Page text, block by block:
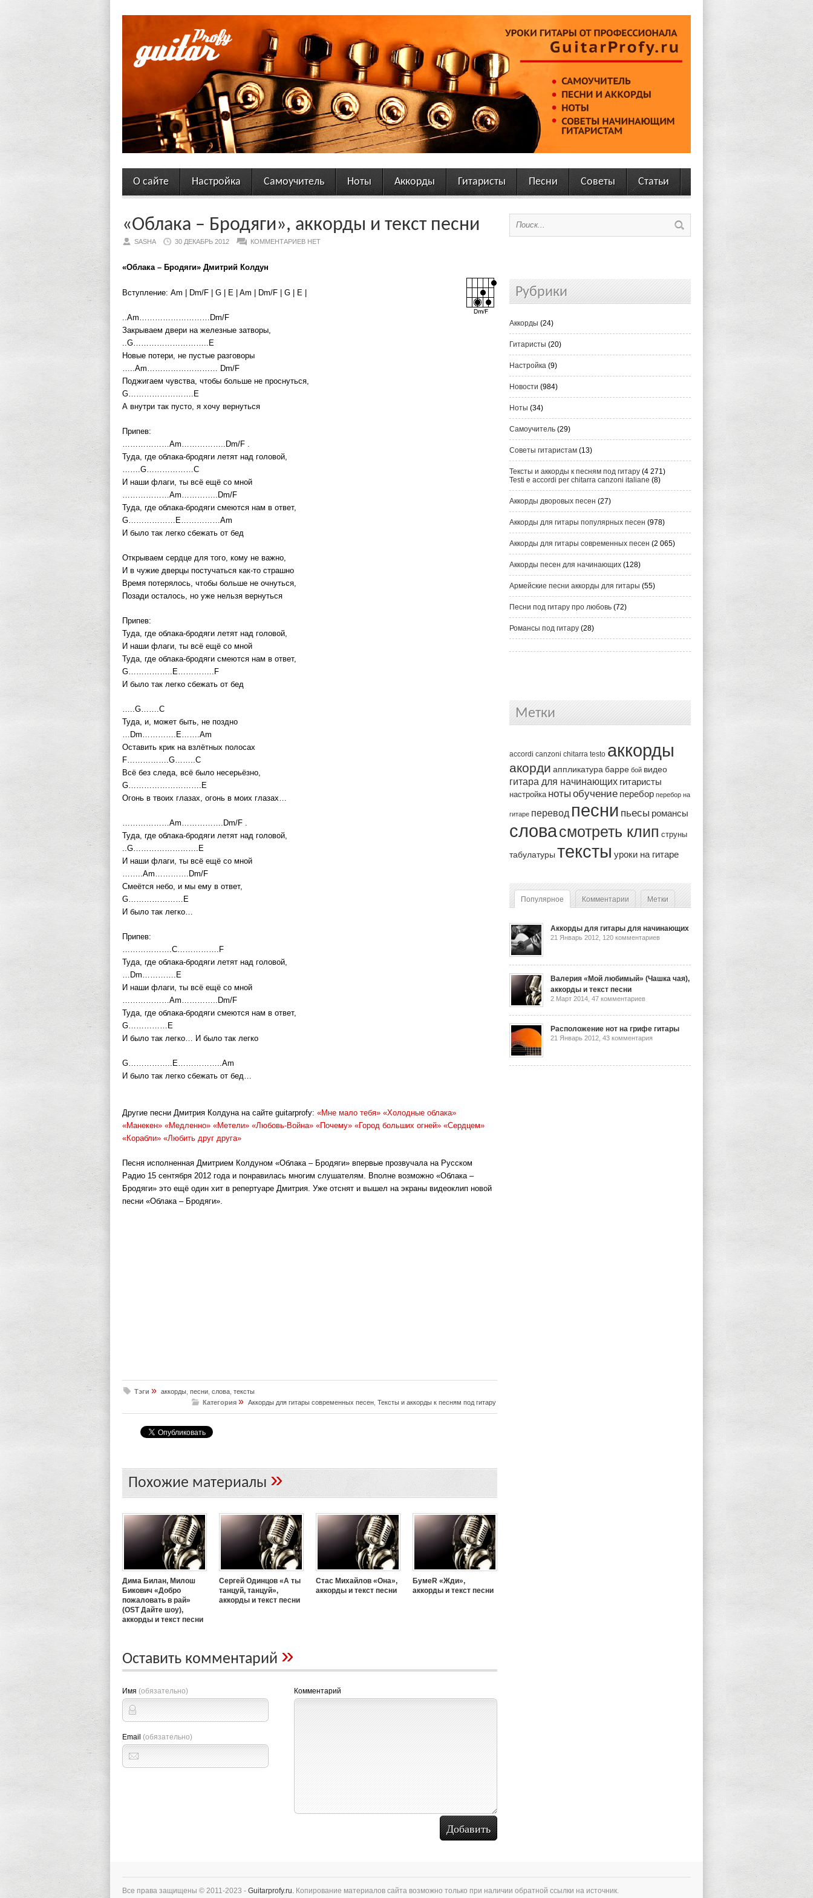
О сайте Настройка Самоучитель Ноты Аккорды Гитаристы Песни Советы Статьи
«Облака – Бродяги», аккорды и текст песни
SASHA 30 ДЕКАБРЬ 2012 КОММЕНТАРИЕВ НЕТ
«Облака – Бродяги» Дмитрий Колдун
Вступление: Am | Dm/F | G | E | Am | Dm/F | G | E |
..Am………………………Dm/F
Закрываем двери на железные затворы,
..G………………………..E
Новые потери, не пустые разговоры
…..Am……………………… Dm/F
Поджигаем чувства, чтобы больше не проснуться,
G…………………….E
А внутри так пусто, я хочу вернуться
Припев:
………………Am……………..Dm/F .
Туда, где облака-бродяги летят над головой,
…….G………………C
И наши флаги, ты всё ещё со мной
………………Am…………..Dm/F
Туда, где облака-бродяги смеются нам в ответ,
G………………E……………Am
И было так легко сбежать от бед
Открываем сердце для того, кому не важно,
И в чужие дверцы постучаться как-то страшно
Время потерялось, чтобы больше не очнуться,
Позади осталось, но уже нельзя вернуться
Припев:
Туда, где облака-бродяги летят над головой,
И наши флаги, ты всё ещё со мной
Туда, где облака-бродяги смеются нам в ответ,
G……………..E…………..F
И было так легко сбежать от бед
…..G…….C
Туда, и, может быть, не поздно
…Dm………….E…….Am
Оставить крик на взлётных полосах
F…………….G……..C
Всё без следа, всё было несерьёзно,
G……………………….E
Огонь в твоих глазах, огонь в моих глазах…
………………Am…………….Dm/F .
Туда, где облака-бродяги летят над головой,
..G…………………….E
И наши флаги, ты всё ещё со мной
……..Am………….Dm/F
Смеётся небо, и мы ему в ответ,
G…………………E
И было так легко…
Припев:
……………….C…………….F
Туда, где облака-бродяги летят над головой,
…Dm………….E
И наши флаги, ты всё ещё со мной
………………Am…………..Dm/F
Туда, где облака-бродяги смеются нам в ответ,
G……………E
И было так легко… И было так легко
G……………..E……………..Am
И было так легко сбежать от бед…
Другие песни Дмитрия Колдуна на сайте guitarprofy: «Мне мало тебя» «Холодные облака»
«Манекен» «Медленно» «Метели» «Любовь-Война» «Почему» «Город больших огней» «Сердцем»
«Корабли» «Любить друг друга»
Песня исполненная Дмитрием Колдуном «Облака – Бродяги» впервые прозвучала на Русском
Радио 15 сентября 2012 года и понравилась многим слушателям. Вполне возможно «Облака –
Бродяги» это ещё один хит в репертуаре Дмитрия. Уже отснят и вышел на экраны видеоклип новой
песни «Облака – Бродяги».
Тэги » аккорды песни слова тексты
Категория » Аккорды для гитары современных песен Тексты и аккорды к песням под гитару
Похожие материалы»
Дима Билан, Милош
Бикович «Добро
пожаловать в рай»
(OST Дайте шоу),
аккорды и текст песни
Сергей Одинцов «А ты
танцуй, танцуй»,
аккорды и текст песни
Стас Михайлов «Она»,
аккорды и текст песни
БумеR «Жди»,
аккорды и текст песни
Оставить комментарий »
Имя (обязательно)
Email (обязательно)
Комментарий
Рубрики
Аккорды (24)
Гитаристы (20)
Настройка (9)
Новости (984)
Ноты (34)
Самоучитель (29)
Советы гитаристам (13)
Тексты и аккорды к песням под гитару (4 271)
Testi e accordi per chitarra canzoni italiane (8)
Аккорды дворовых песен (27)
Аккорды для гитары популярных песен (978)
Аккорды для гитары современных песен (2 065)
Аккорды песен для начинающих (128)
Армейские песни аккорды для гитары (55)
Песни под гитару про любовь (72)
Романсы под гитару (28)
Метки
accordi canzoni chitarra testo аккорды
акорди аппликатура барре бой видео
гитара для начинающих гитаристы
настройка ноты обучение перебор перебор на
гитаре перевод песни пьесы романсы
словасмотреть клип струны
табулатуры тексты уроки на гитаре
Популярное Комментарии Метки
Аккорды для гитары для начинающих
21 Январь 2012, 120 комментариев
Валерия «Мой любимый» (Чашка чая),
аккорды и текст песни
2 Март 2014, 47 комментариев
Расположение нот на грифе гитары
21 Январь 2012, 43 комментария
Все права защищены © 2011-2023 - Guitarprofy.ru. Копирование материалов сайта возможно только при наличии обратной ссылки на источник.